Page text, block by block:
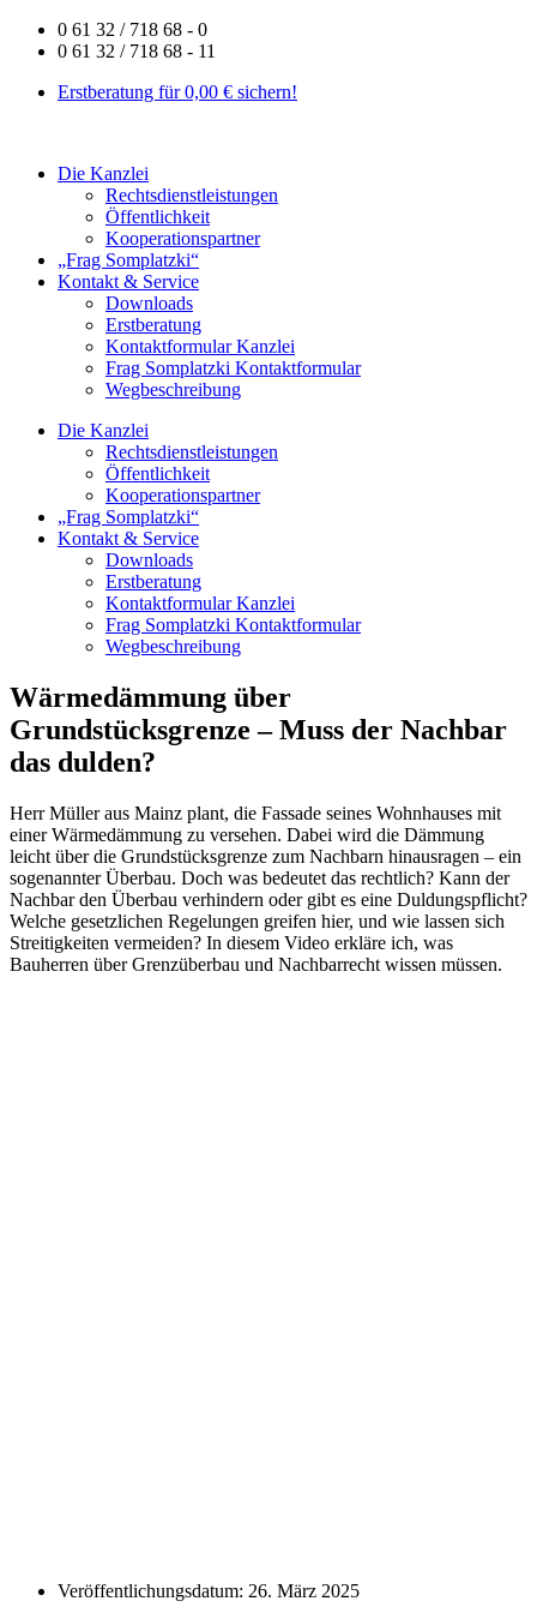
Zum
Inhalt
0 61 32 / 718 68 - 0
0 61 32 / 718 68 - 11
Erstberatung für 0,00 € sichern!
Die Kanzlei
Rechtsdienstleistungen
Öffentlichkeit
Kooperationspartner
„Frag Somplatzki“
Kontakt & Service
Downloads
Erstberatung
Kontaktformular Kanzlei
Frag Somplatzki Kontaktformular
Wegbeschreibung
Die Kanzlei
Rechtsdienstleistungen
Öffentlichkeit
Kooperationspartner
„Frag Somplatzki“
Kontakt & Service
Downloads
Erstberatung
Kontaktformular Kanzlei
Frag Somplatzki Kontaktformular
Wegbeschreibung
Wärmedämmung über
Grundstücksgrenze – Muss der Nachbar
das dulden?
Herr Müller aus Mainz plant, die Fassade seines Wohnhauses mit
einer Wärmedämmung zu versehen. Dabei wird die Dämmung
leicht über die Grundstücksgrenze zum Nachbarn hinausragen – ein
sogenannter Überbau. Doch was bedeutet das rechtlich? Kann der
Nachbar den Überbau verhindern oder gibt es eine Duldungspflicht?
Welche gesetzlichen Regelungen greifen hier, und wie lassen sich
Streitigkeiten vermeiden? In diesem Video erkläre ich, was
Bauherren über Grenzüberbau und Nachbarrecht wissen müssen.
Veröffentlichungsdatum: 26. März 2025